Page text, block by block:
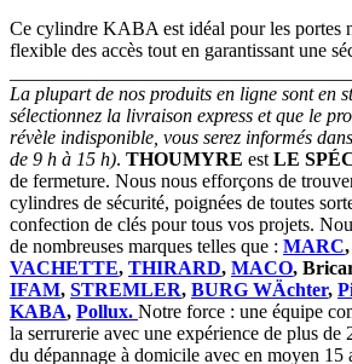
Ce cylindre KABA est idéal pour les portes
flexible des accès tout en garantissant une
La plupart de nos produits en ligne sont en
sélectionnez la livraison express et que le
révèle indisponible, vous serez informés
de 9 h à 15 h). THOUMYRE est LE
de fermeture. Nous nous efforçons de
cylindres de sécurité, poignées de toutes
confection de clés pour tous vos projets.
de nombreuses marques telles que : MARC,
VACHETTE, THIRARD, MACO,
IFAM, STREMLER, BURG WÄchter,
KABA, Pollux. Notre force : une équipe
la serrurerie avec une expérience de plus de
du dépannage à domicile avec en moyen 15